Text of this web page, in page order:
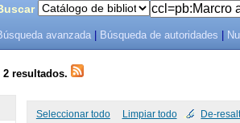
avanzada Búsqueda de autoridades
resultados.
Seleccionar todo Limpiar todo De-